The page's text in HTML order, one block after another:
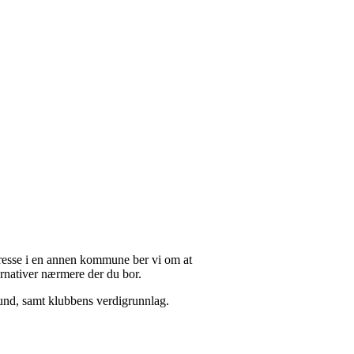
i en annen kommune ber vi om at
nærmere der du bor.
samt klubbens verdigrunnlag.